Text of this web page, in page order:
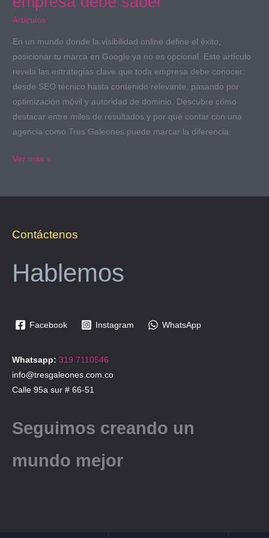
Artículos
En un mundo donde la visibilidad online define el éxito,
posicionar tu marca en Google ya no es opcional. Este artículo
revela las estrategias clave que toda empresa debe conocer:
desde SEO técnico hasta contenido relevante, pasando por
optimización móvil y autoridad de dominio. Descubre cómo
destacar entre miles de resultados y por qué contar con una
agencia como Tres Galeones puede marcar la diferencia.
Ver más »
Contáctenos
Hablemos
Facebook Instagram WhatsApp
Whatsapp: 319 7110546
info@tresgaleones.com.co
Calle 95a sur # 66-51
Seguimos creando un
mundo mejor